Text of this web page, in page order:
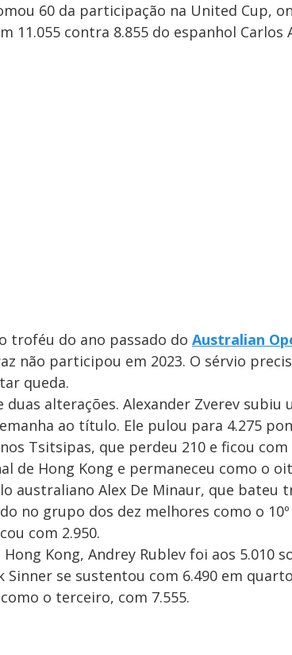
60 da participação na United Cup,
11.055 contra 8.855 do espanhol Carlos
troféu do ano passado do Australian
não participou em 2023. O sérvio
queda.
duas alterações. Alexander Zverev
ao título. Ele pulou para 4.275
Tsitsipas, que perdeu 210 e ficou
de Hong Kong e permaneceu como o
australiano Alex De Minaur, que bateu
no grupo dos dez melhores como o
com 2.950.
Hong Kong, Andrey Rublev foi aos 5.010
Sinner se sustentou com 6.490 em
o terceiro, com 7.555.